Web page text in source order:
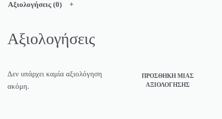
Αξιολογήσεις (0)
Αξιολογήσεις
Δεν υπάρχει καμία αξιολόγηση
ακόμη.
ΠΡΟΣΘΉΚΗ ΜΊΑΣ
ΑΞΙΟΛΌΓΗΣΗΣ